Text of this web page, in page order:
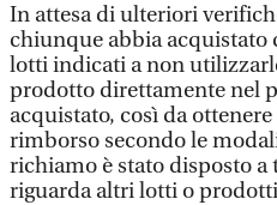
In attesa di ulteriori
chiunque abbia
lotti indicati a non
prodotto direttamente nel
acquistato, così da
rimborso secondo le
richiamo è stato disposto
riguarda altri lotti o prodotti